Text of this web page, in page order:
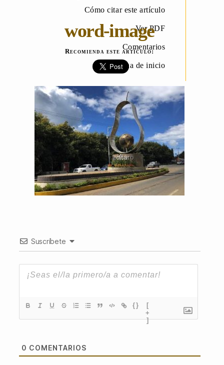
Cómo citar este artículo
Ver PDF
Comentarios
Página de inicio
word-image
Recomienda este artículo:
Suscríbete
{}
[
+
]
0 COMENTARIOS